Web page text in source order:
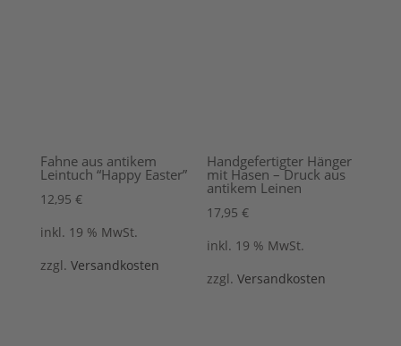
Fahne aus antikem
Leintuch “Happy Easter”
12,95 €
inkl. 19 % MwSt.
zzgl. Versandkosten
Handgefertigter Hänger
mit Hasen – Druck aus
antikem Leinen
17,95€
inkl. 19 % MwSt.
zzgl.Versandkosten